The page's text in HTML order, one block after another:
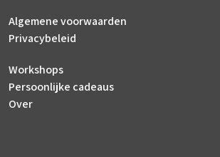
Algemene voorwaarden
Privacybeleid
Workshops
Persoonlijke cadeaus
Over